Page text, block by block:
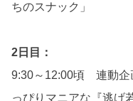
ちのスナック」
2日目：
9:30～12:00頃 連動企
っぴりマニアな『逃げ